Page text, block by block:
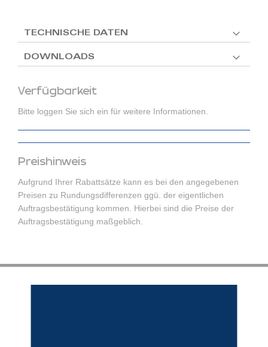
Verfügbarkeit
Bitte loggen Sie sich ein für weitere Informationen.
Preishinweis
Aufgrund Ihrer Rabattsätze kann es bei den angegebenen
Preisen zu Rundungsdifferenzen ggü. der eigentlichen
Auftragsbestätigung kommen. Hierbei sind die Preise der
Auftragsbestätigung maßgeblich.
TECHNISCHE DATEN
DOWNLOADS